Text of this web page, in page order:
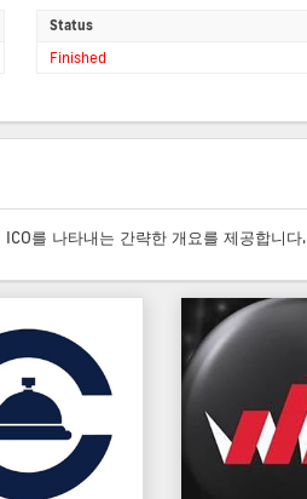
Status
Finished
를 나타내는 간략한 개요를 제공합니다.